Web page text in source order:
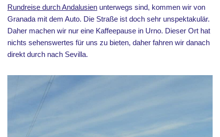
Rundreise durch Andalusien unterwegs sind, kommen wir von
Granada mit dem Auto. Die Straße ist doch sehr unspektakulär.
Daher machen wir nur eine Kaffeepause in Urno. Dieser Ort hat
nichts sehenswertes für uns zu bieten, daher fahren wir danach
direkt durch nach Sevilla.